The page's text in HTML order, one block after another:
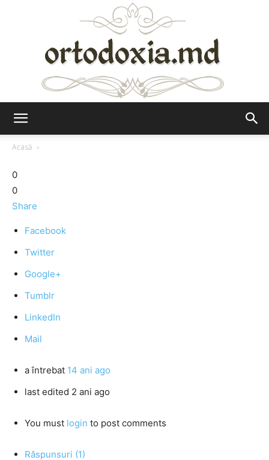
Acasă
0
0
Share
Facebook
Twitter
Google+
Tumblr
LinkedIn
Mail
a întrebat 14 ani ago
last edited 2 ani ago
You must login to post comments
Răspunsuri (1)